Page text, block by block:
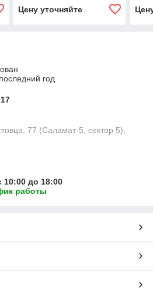
Цену уточняйте
год
77 (Саламат-5, сектор 5),
10:00 до 18:00
работы